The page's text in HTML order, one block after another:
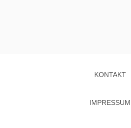
KONTAKT
IMPRESSUM